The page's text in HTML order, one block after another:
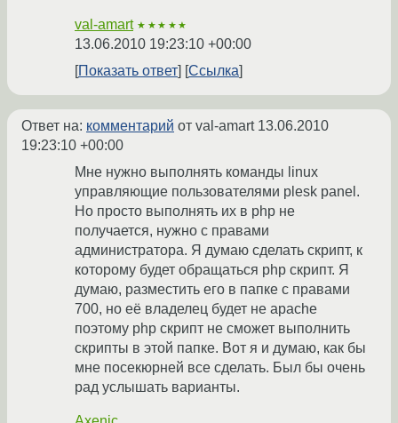
val-amart ★★★★★
13.06.2010 19:23:10 +00:00
Показать ответ
Ссылка
Ответ на: комментарий от val-amart 13.06.2010
19:23:10 +00:00
Мне нужно выполнять команды linux
управляющие пользователями plesk panel.
Но просто выполнять их в php не
получается, нужно с правами
администратора. Я думаю сделать скрипт, к
которому будет обращаться php скрипт. Я
думаю, разместить его в папке с правами
700, но её владелец будет не apache
поэтому php скрипт не сможет выполнить
скрипты в этой папке. Вот я и думаю, как бы
мне посекюрней все сделать. Был бы очень
рад услышать варианты.